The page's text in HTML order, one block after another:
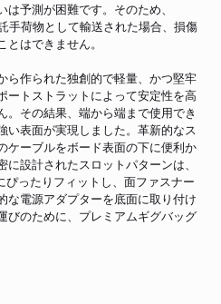
予測が困難です。そのため、
手荷物として輸送された場合、損傷
はできません。
ら作られた独創的で軽量、かつ堅牢
ートストラットによって安定性を高
。その結果、端から端まで使用でき
い表面が実現しました。革新的なス
ケーブルをボード表面の下に便利か
設計されたスロットパターンは、
ったりフィットし、面ファスナー
な電源アダプターを底面に取り付け
びのために、プレミアムギグバッグ